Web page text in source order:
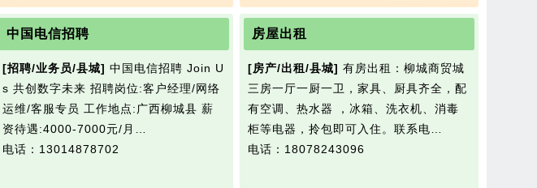
中国电信招聘
[招聘/业务员/县城] 中国电信招聘 Join U
s 共创数字未来 招聘岗位:客户经理/网络
运维/客服专员 工作地点:广西柳城县 薪
资待遇:4000-7000元/月…
电话：13014878702
房屋出租
[房产/出租/县城] 有房出租：柳城商贸城
三房一厅一厨一卫，家具、厨具齐全，配
有空调、热水器 ，冰箱、洗衣机、消毒
柜等电器，拎包即可入住。联系电…
电话：18078243096